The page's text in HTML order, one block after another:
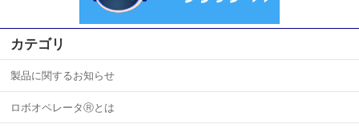
カテゴリ
製品に関するお知らせ
ロボオペレータⓇとは